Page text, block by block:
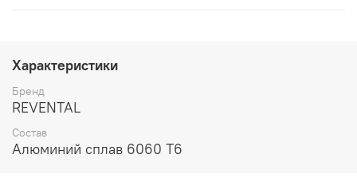
Характеристики
Бренд
REVENTAL
Состав
Алюминий сплав 6060 Т6